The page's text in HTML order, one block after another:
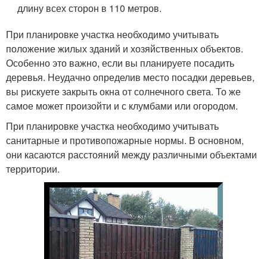
длину всех сторон в 110 метров.
При планировке участка необходимо учитывать
положение жилых зданий и хозяйственных объектов.
Особенно это важно, если вы планируете посадить
деревья. Неудачно определив место посадки деревьев,
вы рискуете закрыть окна от солнечного света. То же
самое может произойти и с клумбами или огородом.
При планировке участка необходимо учитывать
санитарные и противопожарные нормы. В основном,
они касаются расстояний между различными объектами
территории.